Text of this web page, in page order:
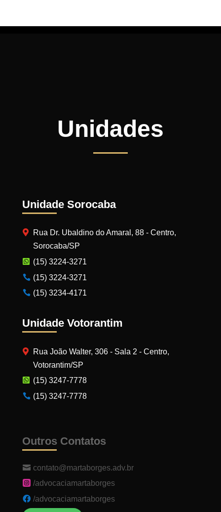
Unidades
Unidade Sorocaba
Rua Dr. Ubaldino do Amaral, 88 - Centro,
Sorocaba/SP
(15) 3224-3271
(15) 3224-3271
(15) 3234-4171
Unidade Votorantim
Rua João Walter, 306 - Sala 2 - Centro,
Votorantim/SP
(15) 3247-7778
(15) 3247-7778
Outros Contatos
contato@martaborges.adv.br
/advocaciamartaborges
/advocaciamartaborges